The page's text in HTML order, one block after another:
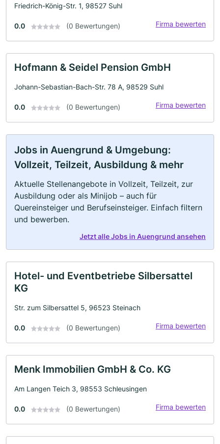
Friedrich-König-Str. 1, 98527 Suhl
0.0 (0 Bewertungen) Firma bewerten
Hofmann & Seidel Pension GmbH
Johann-Sebastian-Bach-Str. 78 A, 98529 Suhl
0.0 (0 Bewertungen) Firma bewerten
Jobs in Auengrund & Umgebung:
Vollzeit, Teilzeit, Ausbildung & mehr
Aktuelle Stellenangebote in Vollzeit, Teilzeit, zur
Ausbildung oder als Minijob – auch für
Quereinsteiger und Berufseinsteiger. Einfach filtern
und bewerben.
Jetzt alle Jobs in Auengrund ansehen
Hotel- und Eventbetriebe Silbersattel
KG
Str. zum Silbersattel 5, 96523 Steinach
0.0 (0 Bewertungen) Firma bewerten
Menk Immobilien GmbH & Co. KG
Am Langen Teich 3, 98553 Schleusingen
0.0 (0 Bewertungen) Firma bewerten